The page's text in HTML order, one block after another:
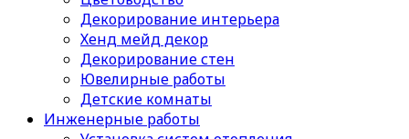
Декорирование интерьера
Хенд мейд декор
Декорирование стен
Ювелирные работы
Детские комнаты
Инженерные работы